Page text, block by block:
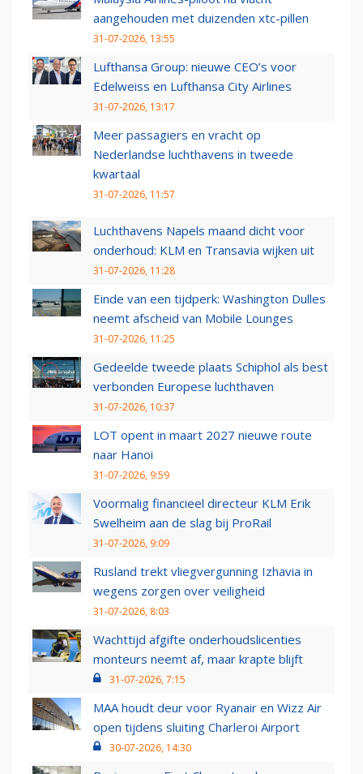
aangehouden met duizenden xtc-pillen
31-07-2026, 13:55
Lufthansa Group: nieuwe CEO’s voor
Edelweiss en Lufthansa City Airlines
31-07-2026, 13:17
Meer passagiers en vracht op
Nederlandse luchthavens in tweede
kwartaal
31-07-2026, 11:57
Luchthavens Napels maand dicht voor
onderhoud: KLM en Transavia wijken uit
31-07-2026, 11:28
Einde van een tijdperk: Washington Dulles
neemt afscheid van Mobile Lounges
31-07-2026, 11:25
Gedeelde tweede plaats Schiphol als best
verbonden Europese luchthaven
31-07-2026, 10:37
LOT opent in maart 2027 nieuwe route
naar Hanoi
31-07-2026, 9:59
Voormalig financieel directeur KLM Erik
Swelheim aan de slag bij ProRail
31-07-2026, 9:09
Rusland trekt vliegvergunning Izhavia in
wegens zorgen over veiligheid
31-07-2026, 8:03
Wachttijd afgifte onderhoudslicenties
monteurs neemt af, maar krapte blijft
31-07-2026, 7:15
MAA houdt deur voor Ryanair en Wizz Air
open tijdens sluiting Charleroi Airport
30-07-2026, 14:30